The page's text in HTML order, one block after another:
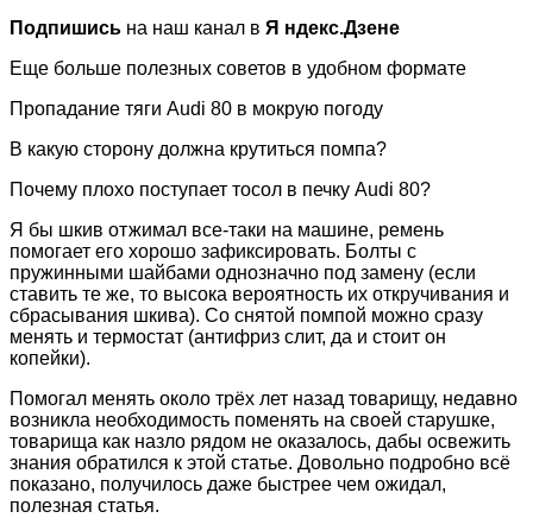
Подпишись на наш канал в Я ндекс.Дзене
Еще больше полезных советов в удобном формате
Пропадание тяги Audi 80 в мокрую погоду
В какую сторону должна крутиться помпа?
Почему плохо поступает тосол в печку Audi 80?
Я бы шкив отжимал все-таки на машине, ремень
помогает его хорошо зафиксировать. Болты с
пружинными шайбами однозначно под замену (если
ставить те же, то высока вероятность их откручивания и
сбрасывания шкива). Со снятой помпой можно сразу
менять и термостат (антифриз слит, да и стоит он
копейки).
Помогал менять около трёх лет назад товарищу, недавно
возникла необходимость поменять на своей старушке,
товарища как назло рядом не оказалось, дабы освежить
знания обратился к этой статье. Довольно подробно всё
показано, получилось даже быстрее чем ожидал,
полезная статья.